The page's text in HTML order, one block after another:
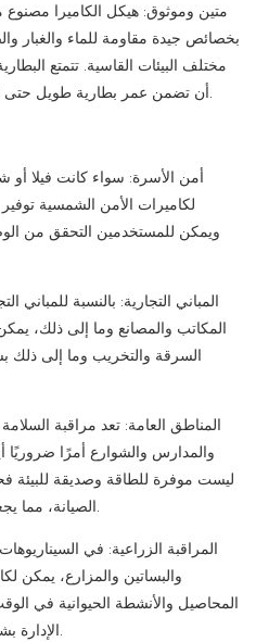
بخصائص جيدة مقاومة للماء والغبار
مختلف البيئات القاسية. تتمتع
أن تضمن عمر بطارية طويل حتى في البيئات القاسية. الأيام الممطرة.
لكاميرات الأمن الشمسية
ويمكن للمستخدمين التحقق من
المكاتب والمصانع وما إلى ذلك،
السرقة والتخريب وما إلى
والمدارس والشوارع أمرًا ضروريًا
ليست موفرة للطاقة وصديقة للبيئة
الصيانة، مما يجعلها مناسبة للنشر على نطاق واسع.
والبساتين والمزارع، يمكن
المحاصيل والأنشطة الحيوانية في
الإدارة بشكل علمي وتحسين الإنتاج والكفاءة.